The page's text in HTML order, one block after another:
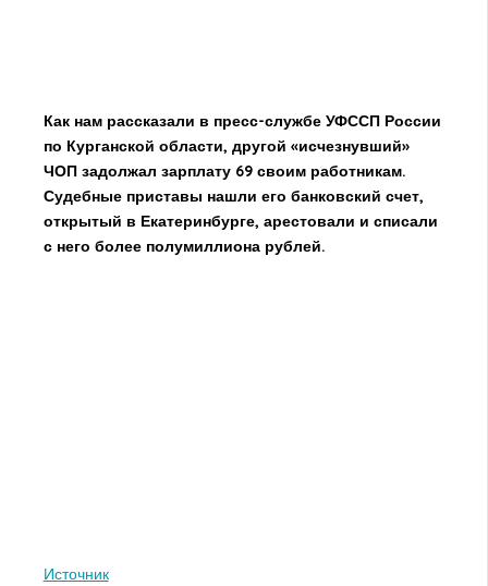
Как нам рассказали в пресс-службе УФССП России
по Курганской области, другой «исчезнувший»
ЧОП задолжал зарплату 69 своим работникам.
Судебные приставы нашли его банковский счет,
открытый в Екатеринбурге, арестовали и списали
с него более полумиллиона рублей.
Источник